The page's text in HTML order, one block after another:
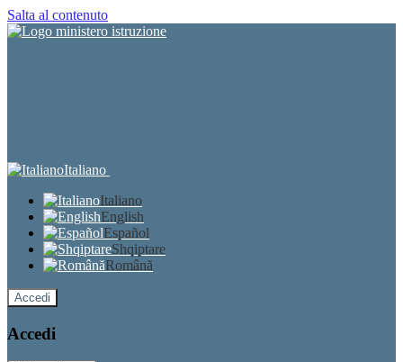
Salta al contenuto
Italiano
Italiano
English
Español
Shqiptare
Română
Accedi
Accedi